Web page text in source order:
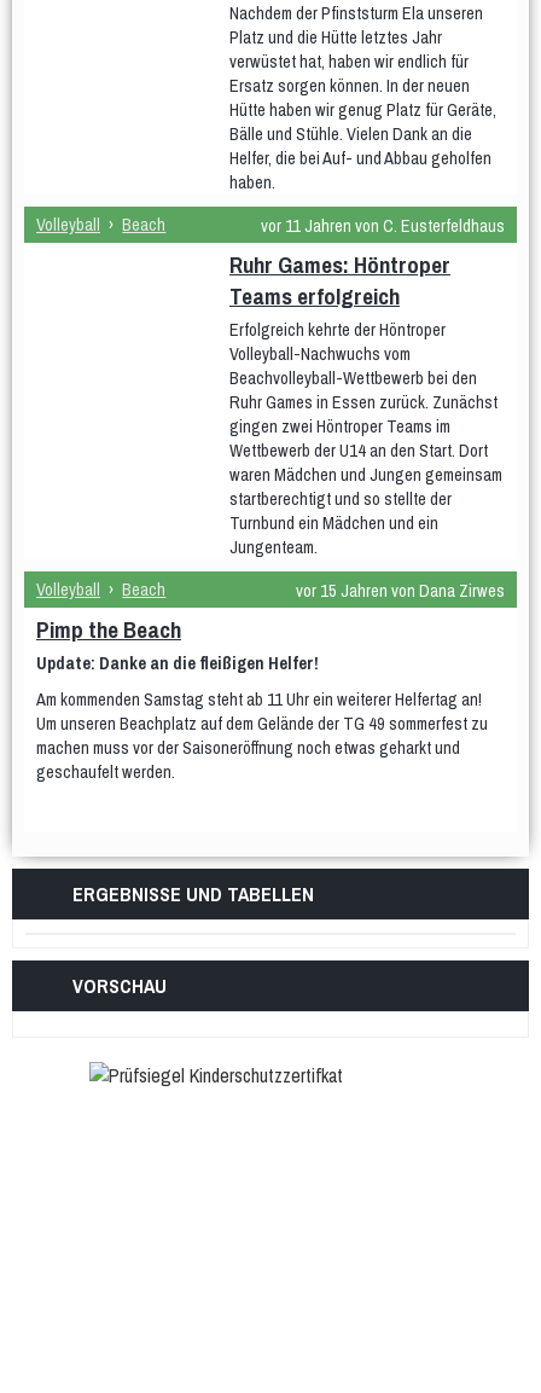
Nachdem der Pfinststurm Ela unseren
Platz und die Hütte letztes Jahr
verwüstet hat, haben wir endlich für
Ersatz sorgen können. In der neuen
Hütte haben wir genug Platz für Geräte,
Bälle und Stühle. Vielen Dank an die
Helfer, die bei Auf- und Abbau geholfen
haben.
Volleyball › Beach vor 11 Jahren von C. Eusterfeldhaus
Ruhr Games: Höntroper
Teams erfolgreich
Erfolgreich kehrte der Höntroper
Volleyball-Nachwuchs vom
Beachvolleyball-Wettbewerb bei den
Ruhr Games in Essen zurück. Zunächst
gingen zwei Höntroper Teams im
Wettbewerb der U14 an den Start. Dort
waren Mädchen und Jungen gemeinsam
startberechtigt und so stellte der
Turnbund ein Mädchen und ein
Jungenteam.
Volleyball › Beach vor 15 Jahren von Dana Zirwes
Pimp the Beach
Update: Danke an die fleißigen Helfer!
Am kommenden Samstag steht ab 11 Uhr ein weiterer Helfertag an!
Um unseren Beachplatz auf dem Gelände der TG 49 sommerfest zu
machen muss vor der Saisoneröffnung noch etwas geharkt und
geschaufelt werden.
ERGEBNISSE UND TABELLEN
VORSCHAU